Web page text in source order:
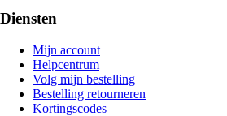
Diensten
Mijn account
Helpcentrum
Volg mijn bestelling
Bestelling retourneren
Kortingscodes